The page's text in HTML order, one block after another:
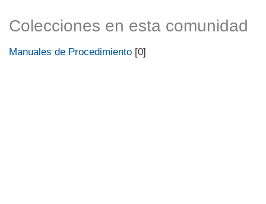
Colecciones en esta comunidad
Manuales de Procedimiento [0]